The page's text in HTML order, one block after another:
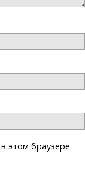
этом браузере